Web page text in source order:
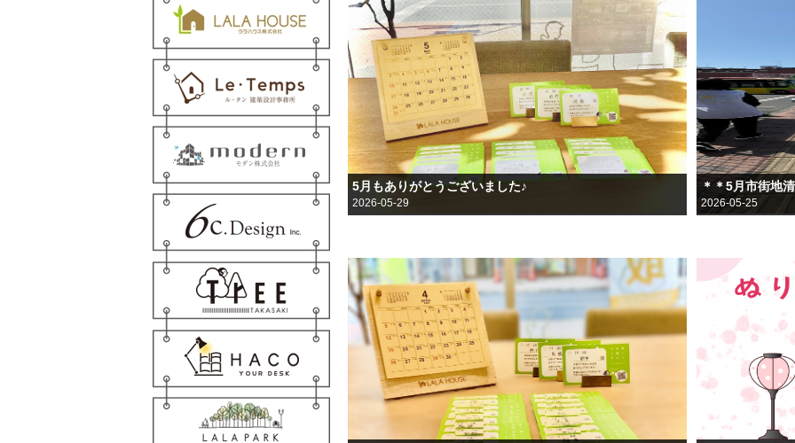
5月もありがとうございました♪
2026-05-29
＊＊5月市街地
2026-05-25